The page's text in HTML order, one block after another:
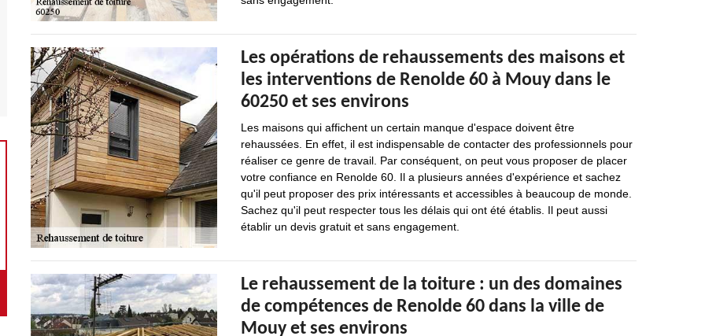
Les opérations de rehaussements des maisons et
les interventions de Renolde 60 à Mouy dans le
60250 et ses environs
Les maisons qui affichent un certain manque d'espace doivent être
rehaussées. En effet, il est indispensable de contacter des professionnels pour
réaliser ce genre de travail. Par conséquent, on peut vous proposer de placer
votre confiance en Renolde 60. Il a plusieurs années d'expérience et sachez
qu'il peut proposer des prix intéressants et accessibles à beaucoup de monde.
Sachez qu'il peut respecter tous les délais qui ont été établis. Il peut aussi
établir un devis gratuit et sans engagement.
Le rehaussement de la toiture : un des domaines
de compétences de Renolde 60 dans la ville de
Mouy et ses environs